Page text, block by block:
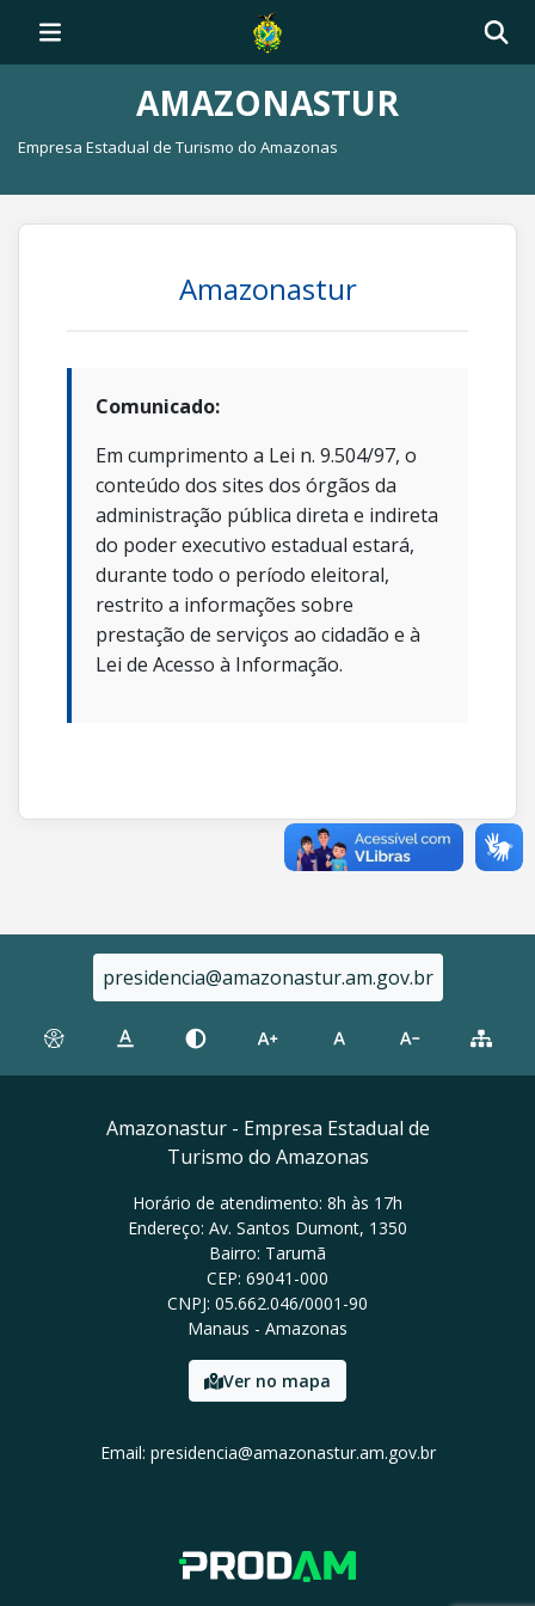
AMAZONASTUR
Empresa Estadual de Turismo do Amazonas
Amazonastur
Comunicado:
Em cumprimento a Lei n. 9.504/97, o
conteúdo dos sites dos órgãos da
administração pública direta e indireta
do poder executivo estadual estará,
durante todo o período eleitoral,
restrito a informações sobre
prestação de serviços ao cidadão e à
Lei de Acesso à Informação.
presidencia@amazonastur.am.gov.br
Amazonastur - Empresa Estadual de
Turismo do Amazonas
Horário de atendimento: 8h às 17h
Endereço: Av. Santos Dumont, 1350
Bairro: Tarumã
CEP: 69041-000
CNPJ: 05.662.046/0001-90
Manaus - Amazonas
Ver no mapa
Email: presidencia@amazonastur.am.gov.br